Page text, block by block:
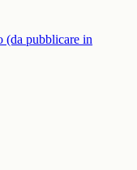
(da pubblicare in